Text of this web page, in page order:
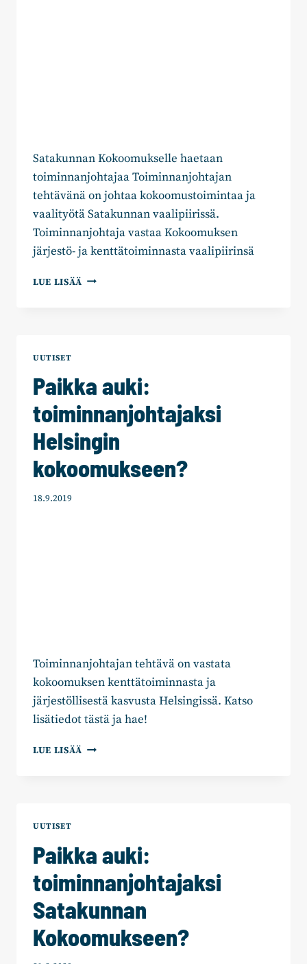
Satakunnan Kokoomukselle haetaan
toiminnanjohtajaa Toiminnanjohtajan
tehtävänä on johtaa kokoomustoimintaa ja
vaalityötä Satakunnan vaalipiirissä.
Toiminnanjohtaja vastaa Kokoomuksen
järjestö- ja kenttätoiminnasta vaalipiirinsä
LUE LISÄÄ PAIKKA
UUTISET
Paikka auki:
toiminnanjohtajaksi
Helsingin
kokoomukseen?
18.9.2019
Toiminnanjohtajan tehtävä on vastata
kokoomuksen kenttätoiminnasta ja
järjestöllisestä kasvusta Helsingissä. Katso
lisätiedot tästä ja hae!
LUE LISÄÄ PAIKKA
UUTISET
Paikka auki:
toiminnanjohtajaksi
Satakunnan
Kokoomukseen?